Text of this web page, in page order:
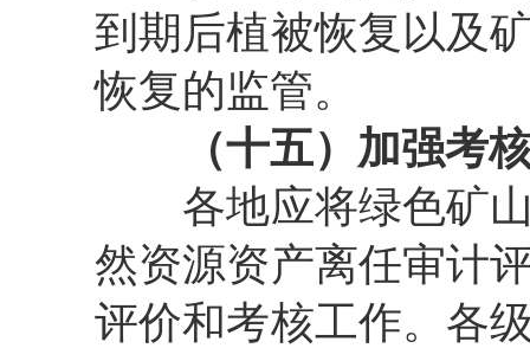
到期后植被恢复以及
恢复的监管。
（十五）加强考
各地应将绿色矿
然资源资产离任审计
评价和考核工作。各